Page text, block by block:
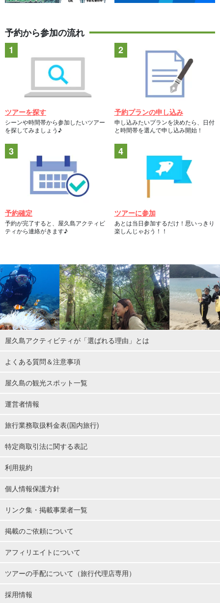
予約から参加の流れ
ツアーを探す
シーンや時間帯から参加したいツアー
を探してみましょう♪
予約プランの申し込み
申し込みたいプランを決めたら、日付
と時間帯を選んで申し込み開始！
予約確定
予約が完了すると、屋久島アクティビ
ティから連絡がきます♪
ツアーに参加
あとは当日参加するだけ！思いっきり
楽しんじゃおう！！
屋久島アクティビティが「選ばれる理由」とは
よくある質問＆注意事項
屋久島の観光スポット一覧
運営者情報
旅行業務取扱料金表(国内旅行)
特定商取引法に関する表記
利用規約
個人情報保護方針
リンク集・掲載事業者一覧
掲載のご依頼について
アフィリエイトについて
ツアーの手配について（旅行代理店専用）
採用情報